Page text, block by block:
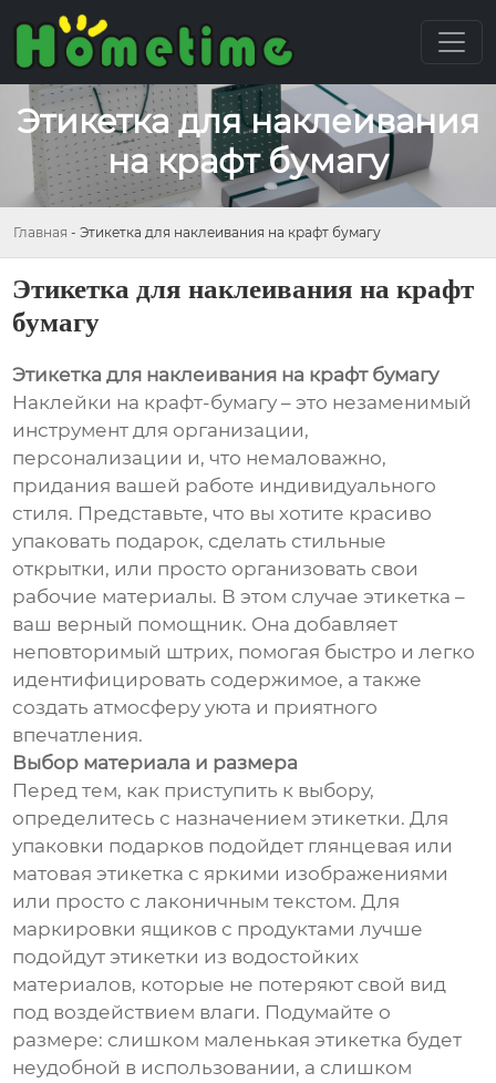
Этикетка для наклеивания
на крафт бумагу
Главная - Этикетка для наклеивания на крафт бумагу
Этикетка для наклеивания на крафт
бумагу
Этикетка для наклеивания на крафт бумагу
Наклейки на крафт-бумагу – это незаменимый
инструмент для организации,
персонализации и, что немаловажно,
придания вашей работе индивидуального
стиля. Представьте, что вы хотите красиво
упаковать подарок, сделать стильные
открытки, или просто организовать свои
рабочие материалы. В этом случае этикетка –
ваш верный помощник. Она добавляет
неповторимый штрих, помогая быстро и легко
идентифицировать содержимое, а также
создать атмосферу уюта и приятного
впечатления.
Выбор материала и размера
Перед тем, как приступить к выбору,
определитесь с назначением этикетки. Для
упаковки подарков подойдет глянцевая или
матовая этикетка с яркими изображениями
или просто с лаконичным текстом. Для
маркировки ящиков с продуктами лучше
подойдут этикетки из водостойких
материалов, которые не потеряют свой вид
под воздействием влаги. Подумайте о
размере: слишком маленькая этикетка будет
неудобной в использовании, а слишком